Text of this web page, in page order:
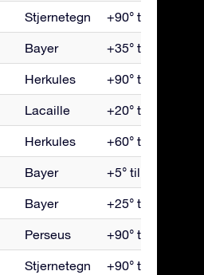
Stjernetegn +90° til -60°
Bayer +35° til -90°
Herkules +90° til -50°
Lacaille +20° til -90°
Herkules +60° til -90°
Bayer +5° til -90°
Bayer +25° til -90°
Perseus +90° til -35°
Stjernetegn +90° til -65°